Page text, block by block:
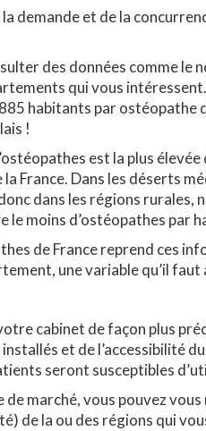
demande et de la
des données comme le
qui vous
habitants par ostéopathe
!
est la plus
France. Dans les déserts
dans les régions
le moins d’ostéopathes par
de France reprend ces
une variable qu’il
cabinet de façon plus
et de l’accessibilité
seront susceptibles
marché, vous pouvez
de la ou des régions qui